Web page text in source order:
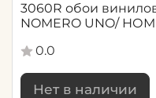
3060R обои
NOMERO UNO/
0.0
Нет в наличии